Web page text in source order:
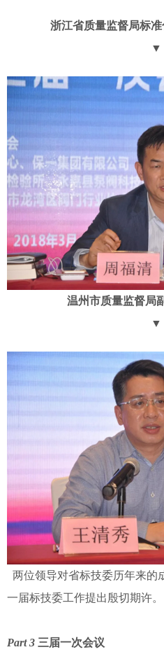
浙江省质量监督局标
▼
温州市质量监督局
▼
两位领导对省标技委历年来的
一届标技委工作提出殷切期许。
Part 3 三届一次会议